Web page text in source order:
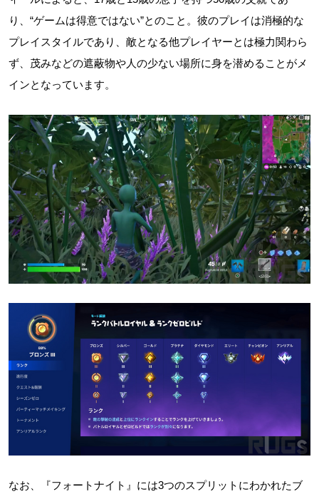
り、“ゲームは得意ではない”とのこと。彼のプレイは消極的な
プレイスタイルであり、敵となる他プレイヤーとは極力関わら
ず、茂みなどの遮蔽物や人の少ない場所に身を潜めることがメ
インとなっています。
なお、『フォートナイト』には3つのスプリットにわかれたブ